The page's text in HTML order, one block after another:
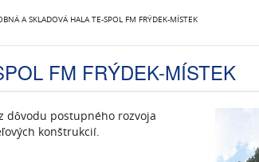
A SKLADOVÁ HALA TE-SPOL FM FRÝDEK-MÍSTEK
FM FRÝDEK-MÍSTEK
dôvodu postupného rozvoja
konštrukcií.